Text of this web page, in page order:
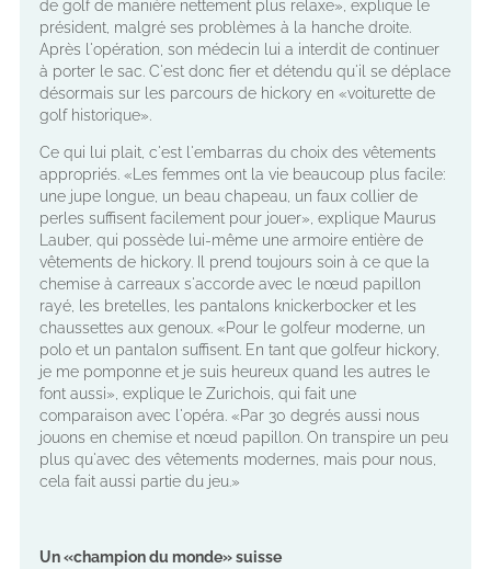
de golf de manière nettement plus relaxe», explique le
président, malgré ses problèmes à la hanche droite.
Après l'opération, son médecin lui a interdit de continuer
à porter le sac. C'est donc fier et détendu qu'il se déplace
désormais sur les parcours de hickory en «voiturette de
golf historique».
Ce qui lui plait, c'est l'embarras du choix des vêtements
appropriés. «Les femmes ont la vie beaucoup plus facile:
une jupe longue, un beau chapeau, un faux collier de
perles suffisent facilement pour jouer», explique Maurus
Lauber, qui possède lui-même une armoire entière de
vêtements de hickory. Il prend toujours soin à ce que la
chemise à carreaux s'accorde avec le nœud papillon
rayé, les bretelles, les pantalons knickerbocker et les
chaussettes aux genoux. «Pour le golfeur moderne, un
polo et un pantalon suffisent. En tant que golfeur hickory,
je me pomponne et je suis heureux quand les autres le
font aussi», explique le Zurichois, qui fait une
comparaison avec l'opéra. «Par 30 degrés aussi nous
jouons en chemise et nœud papillon. On transpire un peu
plus qu'avec des vêtements modernes, mais pour nous,
cela fait aussi partie du jeu.»
Un «champion du monde» suisse